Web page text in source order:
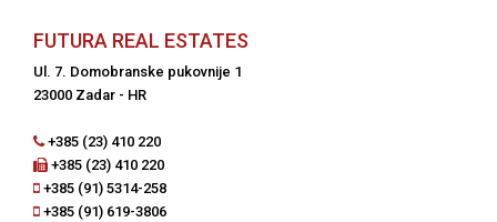
FUTURA REAL ESTATES
Ul. 7. Domobranske pukovnije 1
23000 Zadar - HR
+385 (23) 410 220
+385 (23) 410 220
+385 (91) 5314-258
+385 (91) 619-3806